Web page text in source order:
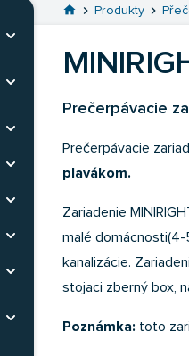
Rozbaliť kategóriu
Rozbaliť kategóriu
Rozbaliť kategóriu
Rozbaliť kategóriu
Rozbaliť kategóriu
Rozbaliť kategóriu
Rozbaliť kategóriu
Rozbaliť kategóriu
Prejsť na hlavnú
home chevron_right Produkty chevron_right
Prečerpávacie
Prečerpávacie
plavákom.
Zariadenie
malé
kanalizácie.
stojaci zberný box,
Poznámka: toto